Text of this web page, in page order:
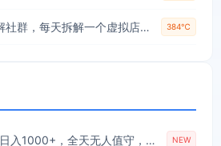
小红书虚拟店铺拆解社群，每天拆解一个虚拟店，简单实用(赠送小红书虚拟教程) 384℃
海外游戏全自动搬砖，日入1000+，全天无人值守，绿色稳定！ NEW